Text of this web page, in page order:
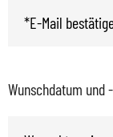
Wunschdatum